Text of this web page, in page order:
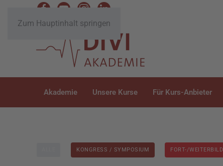
Zum Hauptinhalt springen
Akademie Unsere Kurse Für Kurs-Anbieter
KONGRESS / SYMPOSIUM FORT-/